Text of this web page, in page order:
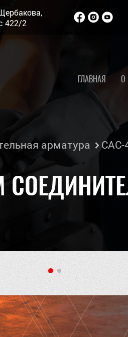
422/2
ГЛАВНАЯ О
арматура САС-